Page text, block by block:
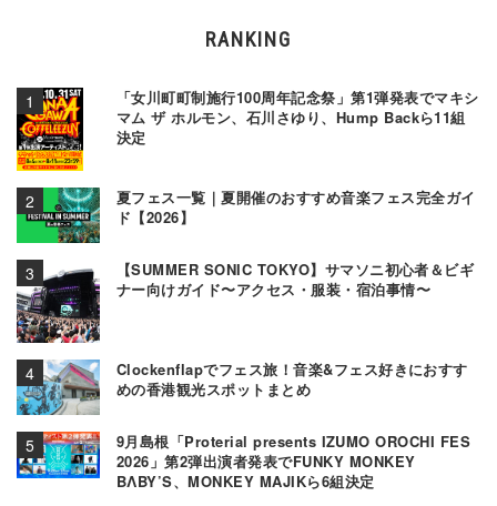
RANKING
「女川町町制施行100周年記念祭」第1弾発表でマキシ
マム ザ ホルモン、石川さゆり、Hump Backら11組
決定
夏フェス一覧｜夏開催のおすすめ音楽フェス完全ガイ
ド【2026】
【SUMMER SONIC TOKYO】サマソニ初心者＆ビギ
ナー向けガイド〜アクセス・服装・宿泊事情〜
Clockenflapでフェス旅！音楽&フェス好きにおすす
めの香港観光スポットまとめ
9月島根「Proterial presents IZUMO OROCHI FES
2026」第2弾出演者発表でFUNKY MONKEY
BΛBY’S、MONKEY MAJIKら6組決定